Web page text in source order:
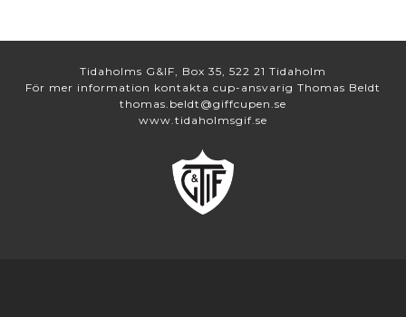
Tidaholms G&IF, Box 35, 522 21 Tidaholm
För mer information kontakta cup-ansvarig Thomas Beldt
thomas.beldt@giffcupen.se
www.tidaholmsgif.se